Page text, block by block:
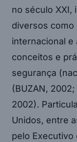
no século XXI,
diversos como
internacional
conceitos e
segurança
(BUZAN, 2002;
2002).
Unidos, entre
pelo Executivo